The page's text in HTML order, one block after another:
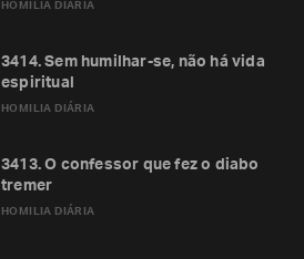
HOMILIA DIÁRIA
HOMILIA DIÁRIA
3414. Sem humilhar-se, não há vida
espiritual
HOMILIA DIÁRIA
3413. O confessor que fez o diabo
tremer